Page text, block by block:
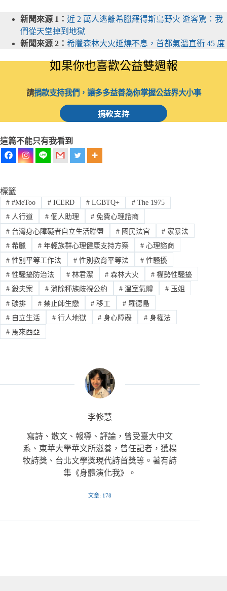
新聞來源 1： 近 2 萬人逃離希臘羅得斯島野火 遊客驚：我
們從天堂掉到地獄
新聞來源 2： 希臘森林大火延燒不息，首都氣溫直衝 45 度
如果你也喜歡公益雙週報
請捐款支持我們，讓多多益善為你掌握公益界大小事
捐款支持
這篇不能只有我看到
標籤
##MeToo #ICERD # LGBTQ+ # The 1975
#人行道 #個人助理 # 免費心理諮商
#台灣身心障礙者自立生活聯盟 #國民法官 # 家暴法
#希臘 #年輕族群心理健康支持方案 # 心理諮商
#性別平等工作法 #性別教育平等法 # 性騷擾
#性騷擾防治法 #林君潔 # 森林大火 # 權勢性騷擾
#殺夫案 #消除種族歧視公約 # 溫室氣體 # 玉姐
#碳排 #禁止師生戀 # 移工 # 羅德島
#自立生活 #行人地獄 # 身心障礙 # 身權法
#馬來西亞
李修慧
寫詩、散文、報導、評論，曾受臺大中文
系、東華大學華文所滋養，曾任記者，獲楊
牧詩獎、台北文學獎現代詩首獎等。著有詩
集《身體演化我》。
文章: 178